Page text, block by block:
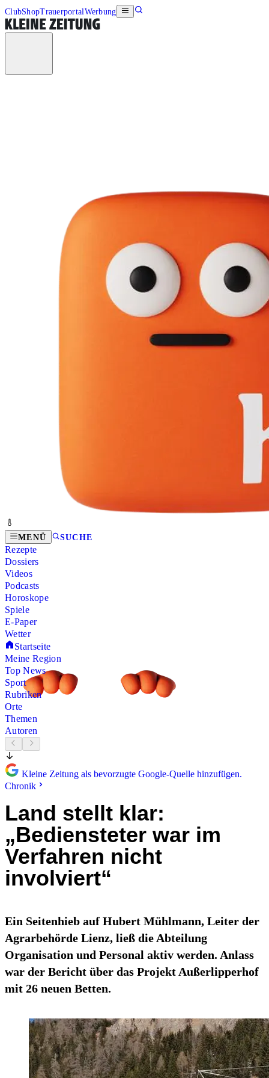
ClubShopTrauerportalWerbung
MENÜ SUCHE
Rezepte
Dossiers
Videos
Podcasts
Horoskope
Spiele
E-Paper
Wetter
Startseite
Meine Region
Top News
Sport
Rubriken
Orte
Themen
Autoren
Kleine Zeitung als bevorzugte Google-Quelle hinzufügen.
Chronik
Land stellt klar:
„Bediensteter war im
Verfahren nicht
involviert“
Ein Seitenhieb auf Hubert Mühlmann, Leiter der
Agrarbehörde Lienz, ließ die Abteilung
Organisation und Personal aktiv werden. Anlass
war der Bericht über das Projekt Außerlipperhof
mit 26 neuen Betten.